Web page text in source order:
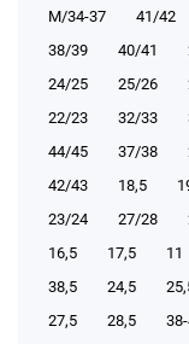
М/34-37
41/42
38/39
40/41
24/25
25/26
22/23
32/33
44/45
37/38
42/43
18,5
23/24
27/28
16,5
17,5 11
38,5
24,5
27,5
28,5